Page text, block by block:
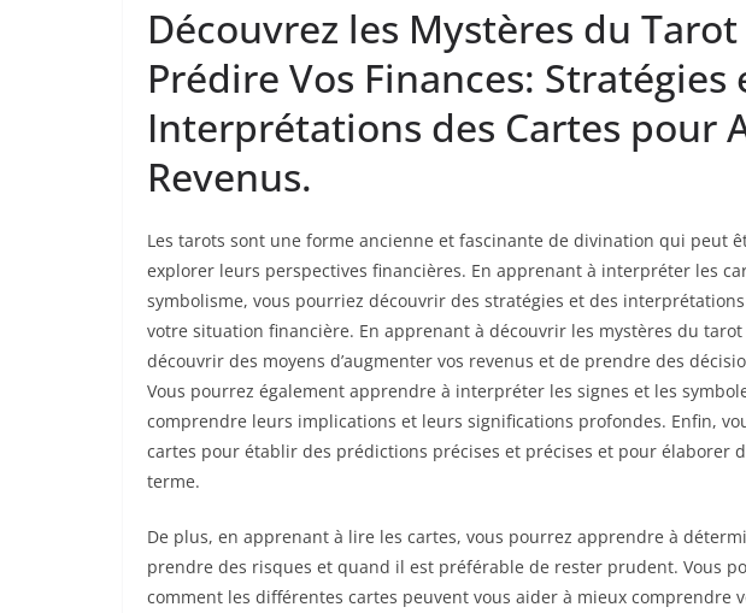
Découvrez les Mystères du
Prédire Vos Finances: Stratégies
Interprétations des Cartes pour
Revenus.
Les tarots sont une forme ancienne et fascinante de divination qui peut
explorer leurs perspectives financières. En apprenant à interpréter les
symbolisme, vous pourriez découvrir des stratégies et des
votre situation financière. En apprenant à découvrir les mystères du
découvrir des moyens d’augmenter vos revenus et de prendre des
Vous pourrez également apprendre à interpréter les signes et les
comprendre leurs implications et leurs significations profondes. Enfin,
cartes pour établir des prédictions précises et précises et pour élaborer
terme.
De plus, en apprenant à lire les cartes, vous pourrez apprendre à
prendre des risques et quand il est préférable de rester prudent. Vous
comment les différentes cartes peuvent vous aider à mieux comprendre